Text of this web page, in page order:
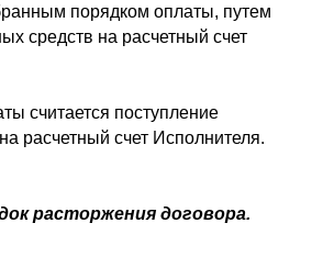
порядком оплаты, путем
средств на расчетный счет
считается поступление
расчетный счет Исполнителя.
расторжения договора.